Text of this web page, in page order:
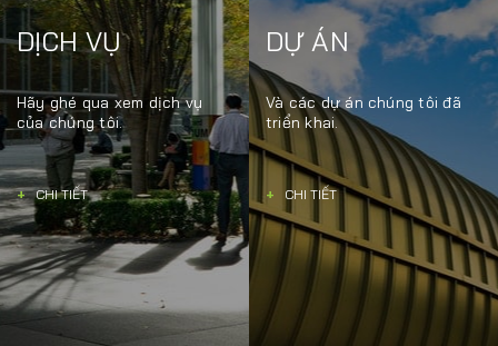
DỊCH VỤ
Hãy ghé qua xem dịch vụ
của chúng tôi.
+ CHI TIẾT
DỰ ÁN
Và các dự án chúng tôi đã
triển khai.
+ CHI TIẾT